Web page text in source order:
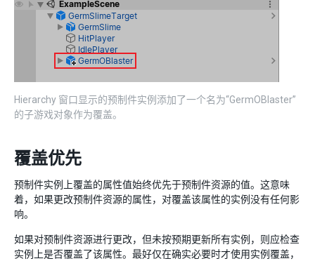
Hierarchy 窗口显示的预制件实例添加了一个名为“GermOBlaster”
的子游戏对象作为覆盖。
覆盖优先
预制件实例上覆盖的属性值始终优先于预制件资源的值。这意味
着，如果更改预制件资源的属性，对覆盖该属性的实例没有任何影
响。
如果对预制件资源进行更改，但未按预期更新所有实例，则应检查
实例上是否覆盖了该属性。最好仅在确实必要时才使用实例覆盖，